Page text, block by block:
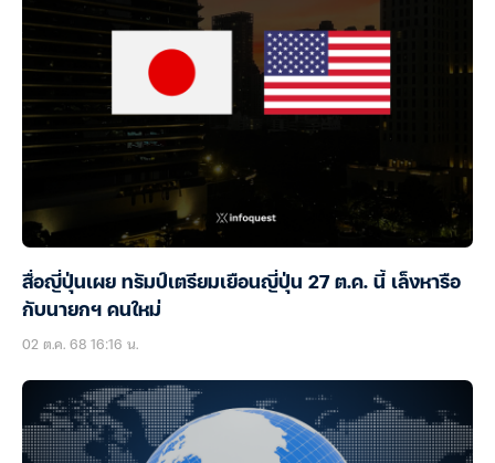
สื่อญี่ปุ่นเผย ทรัมป์เตรียมเยือนญี่ปุ่น 27 ต.ค. นี้ เล็งหารือ
กับนายกฯ คนใหม่
02 ต.ค. 68 16:16 น.